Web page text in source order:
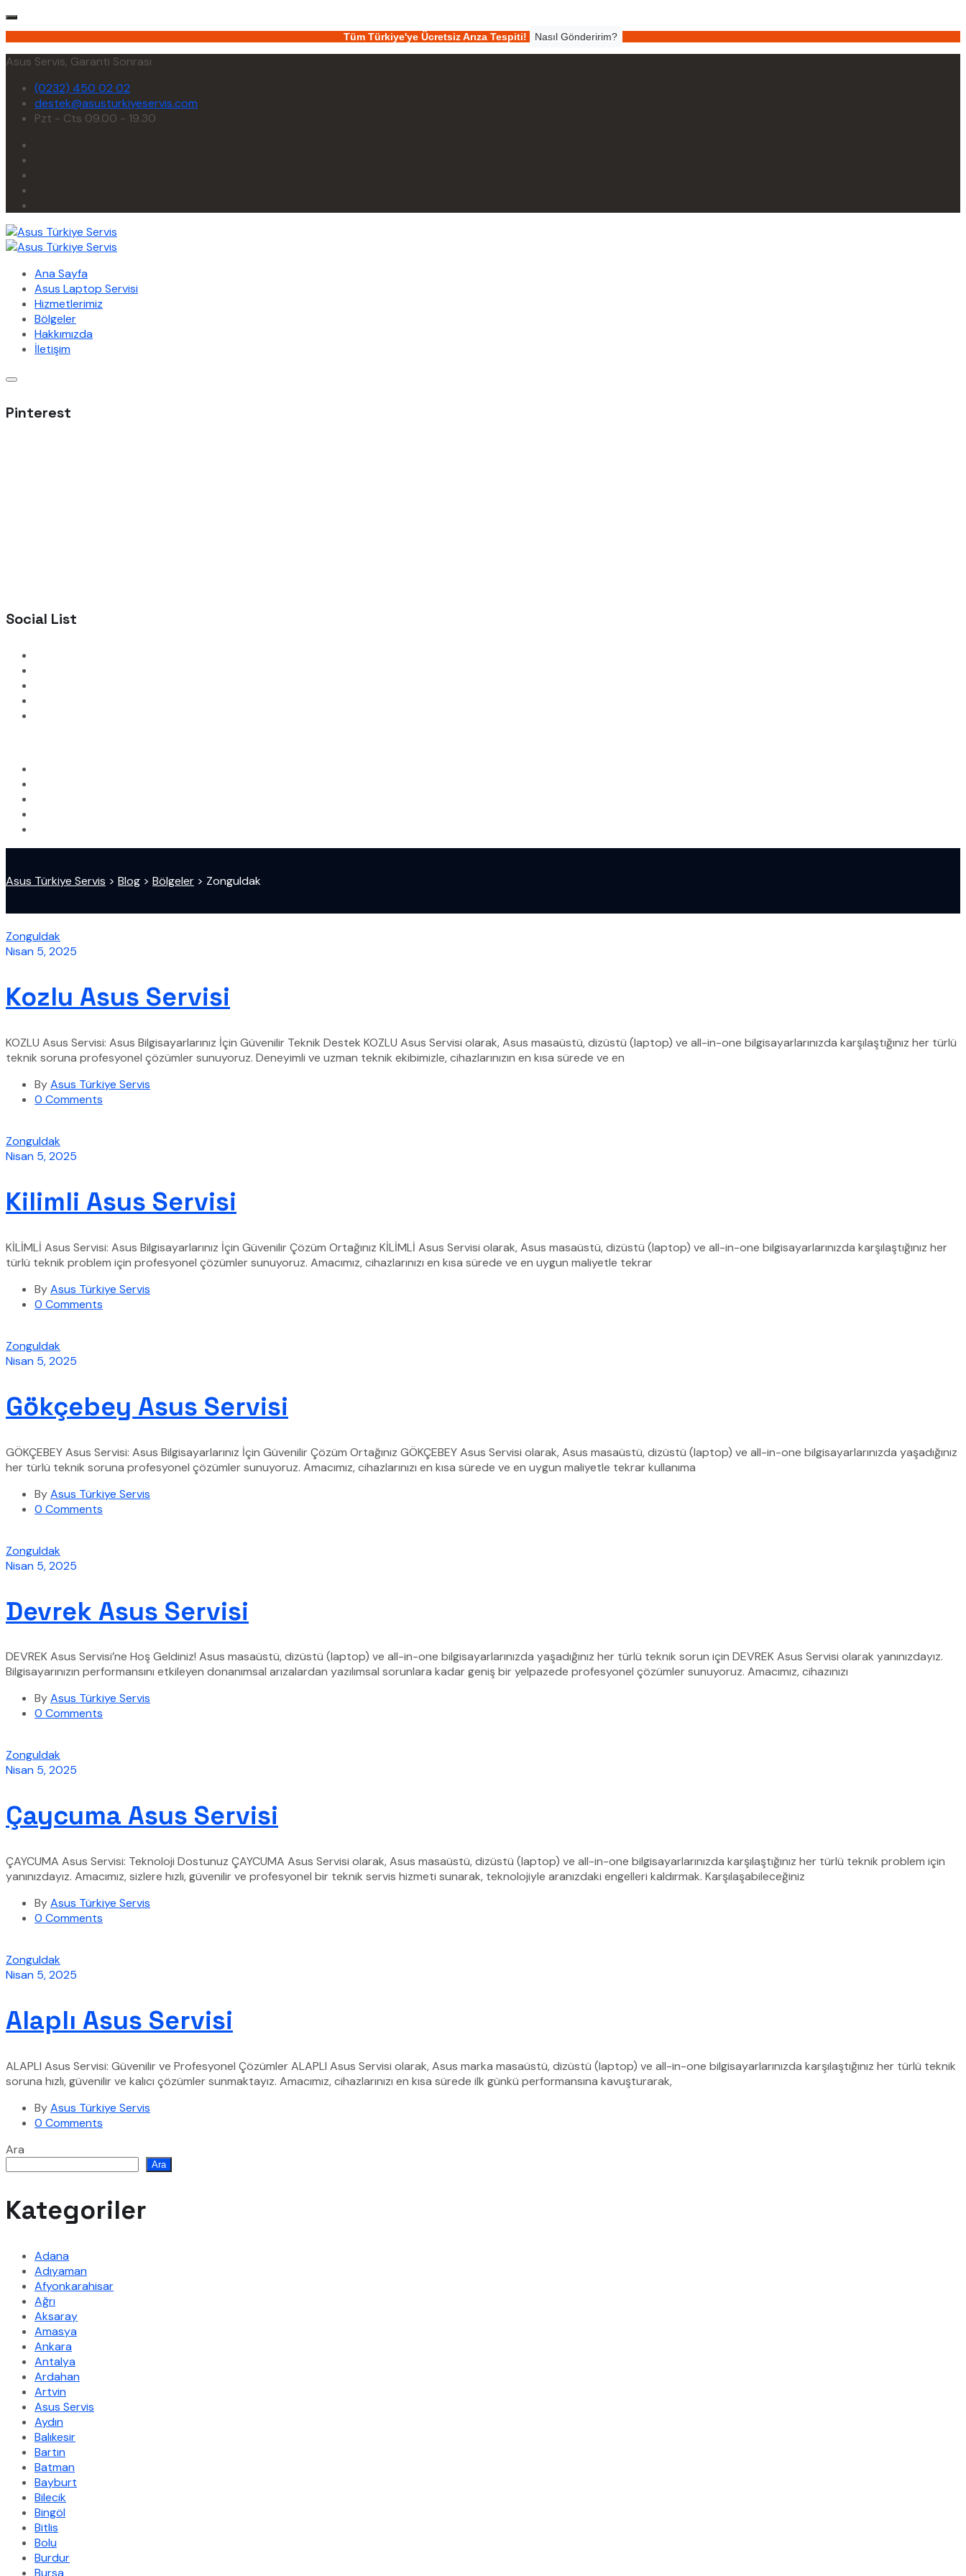
Tüm Türkiye'ye Ücretsiz Arıza Tespiti! Nasıl Gönderirim?
Asus Servis, Garanti Sonrası
(0232) 450 02 02
destek@asusturkiyeservis.com
Pzt - Cts 09.00 - 19.30
Ana Sayfa
Asus Laptop Servisi
Hizmetlerimiz
Bölgeler
Hakkımızda
İletişim
Pinterest
Social List
Asus Türkiye Servis > Blog > Bölgeler > Zonguldak
Zonguldak
Nisan 5, 2025
Kozlu Asus Servisi
KOZLU Asus Servisi: Asus Bilgisayarlarınız İçin Güvenilir Teknik Destek KOZLU Asus Servisi olarak, Asus masaüstü, dizüstü (laptop) ve all-in-one bilgisayarlarınızda karşılaştığınız her türlü
teknik soruna profesyonel çözümler sunuyoruz. Deneyimli ve uzman teknik ekibimizle, cihazlarınızın en kısa sürede ve en
ByAsus Türkiye Servis
0 Comments
Zonguldak
Nisan 5, 2025
Kilimli Asus Servisi
KİLİMLİ Asus Servisi: Asus Bilgisayarlarınız İçin Güvenilir Çözüm Ortağınız KİLİMLİ Asus Servisi olarak, Asus masaüstü, dizüstü (laptop) ve all-in-one bilgisayarlarınızda karşılaştığınız her
türlü teknik problem için profesyonel çözümler sunuyoruz. Amacımız, cihazlarınızı en kısa sürede ve en uygun maliyetle tekrar
ByAsus Türkiye Servis
0 Comments
Zonguldak
Nisan 5, 2025
Gökçebey Asus Servisi
GÖKÇEBEY Asus Servisi: Asus Bilgisayarlarınız İçin Güvenilir Çözüm Ortağınız GÖKÇEBEY Asus Servisi olarak, Asus masaüstü, dizüstü (laptop) ve all-in-one bilgisayarlarınızda yaşadığınız
her türlü teknik soruna profesyonel çözümler sunuyoruz. Amacımız, cihazlarınızı en kısa sürede ve en uygun maliyetle tekrar kullanıma
ByAsus Türkiye Servis
0 Comments
Zonguldak
Nisan 5, 2025
Devrek Asus Servisi
DEVREK Asus Servisi’ne Hoş Geldiniz! Asus masaüstü, dizüstü (laptop) ve all-in-one bilgisayarlarınızda yaşadığınız her türlü teknik sorun için DEVREK Asus Servisi olarak yanınızdayız.
Bilgisayarınızın performansını etkileyen donanımsal arızalardan yazılımsal sorunlara kadar geniş bir yelpazede profesyonel çözümler sunuyoruz. Amacımız, cihazınızı
ByAsus Türkiye Servis
0 Comments
Zonguldak
Nisan 5, 2025
Çaycuma Asus Servisi
ÇAYCUMA Asus Servisi: Teknoloji Dostunuz ÇAYCUMA Asus Servisi olarak, Asus masaüstü, dizüstü (laptop) ve all-in-one bilgisayarlarınızda karşılaştığınız her türlü teknik problem için
yanınızdayız. Amacımız, sizlere hızlı, güvenilir ve profesyonel bir teknik servis hizmeti sunarak, teknolojiyle aranızdaki engelleri kaldırmak. Karşılaşabileceğiniz
ByAsus Türkiye Servis
0 Comments
Zonguldak
Nisan 5, 2025
Alaplı Asus Servisi
ALAPLI Asus Servisi: Güvenilir ve Profesyonel Çözümler ALAPLI Asus Servisi olarak, Asus marka masaüstü, dizüstü (laptop) ve all-in-one bilgisayarlarınızda karşılaştığınız her türlü teknik
soruna hızlı, güvenilir ve kalıcı çözümler sunmaktayız. Amacımız, cihazlarınızı en kısa sürede ilk günkü performansına kavuşturarak,
ByAsus Türkiye Servis
0 Comments
Ara
Ara
Kategoriler
Adana
Adıyaman
Afyonkarahisar
Ağrı
Aksaray
Amasya
Ankara
Antalya
Ardahan
Artvin
Asus Servis
Aydın
Balıkesir
Bartın
Batman
Bayburt
Bilecik
Bingöl
Bitlis
Bolu
Burdur
Bursa